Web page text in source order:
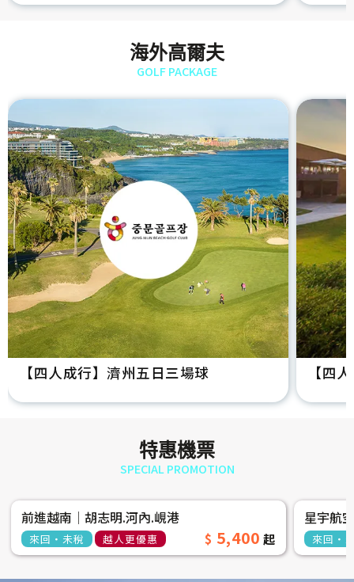
海外高爾夫
GOLF PACKAGE
【四人成行】濟州五日三場球 【四
特惠機票
SPECIAL PROMOTION
前進越南│胡志明.河內.峴港
來回‧未稅 越人更優惠 5,400
星宇航
來回‧